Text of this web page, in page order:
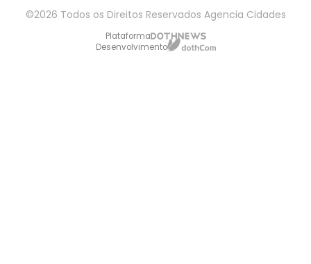
©2026 Todos os Direitos Reservados Agencia Cidades
Plataforma
Desenvolvimento